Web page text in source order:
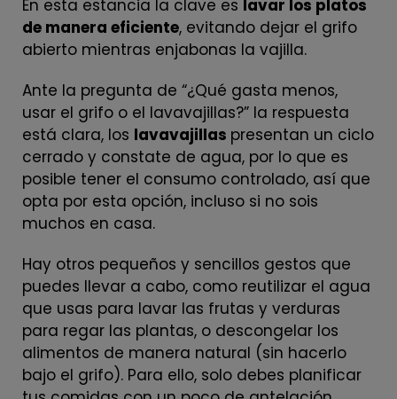
En esta estancia la clave es lavar los platos
de manera eficiente, evitando dejar el grifo
abierto mientras enjabonas la vajilla.
Ante la pregunta de “¿Qué gasta menos,
usar el grifo o el lavavajillas?” la respuesta
está clara, los lavavajillas presentan un ciclo
cerrado y constate de agua, por lo que es
posible tener el consumo controlado, así que
opta por esta opción, incluso si no sois
muchos en casa.
Hay otros pequeños y sencillos gestos que
puedes llevar a cabo, como reutilizar el agua
que usas para lavar las frutas y verduras
para regar las plantas, o descongelar los
alimentos de manera natural (sin hacerlo
bajo el grifo). Para ello, solo debes planificar